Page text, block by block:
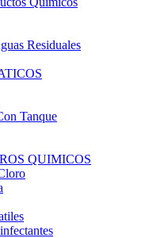
Residuales
Tanque
QUIMICOS